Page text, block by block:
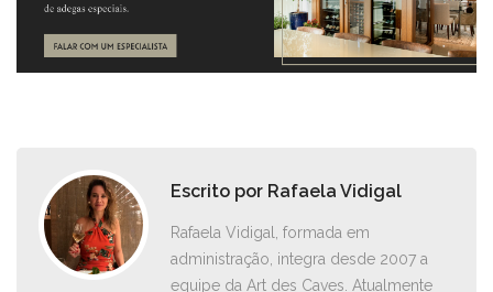
Escrito por Rafaela Vidigal
Rafaela Vidigal, formada em
administração, integra desde 2007 a
equipe da Art des Caves. Atualmente